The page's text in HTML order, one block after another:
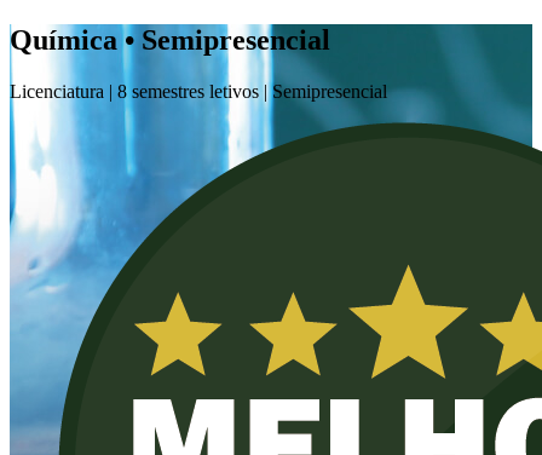
Química • Semipresencial
Licenciatura | 8 semestres letivos | Semipresencial